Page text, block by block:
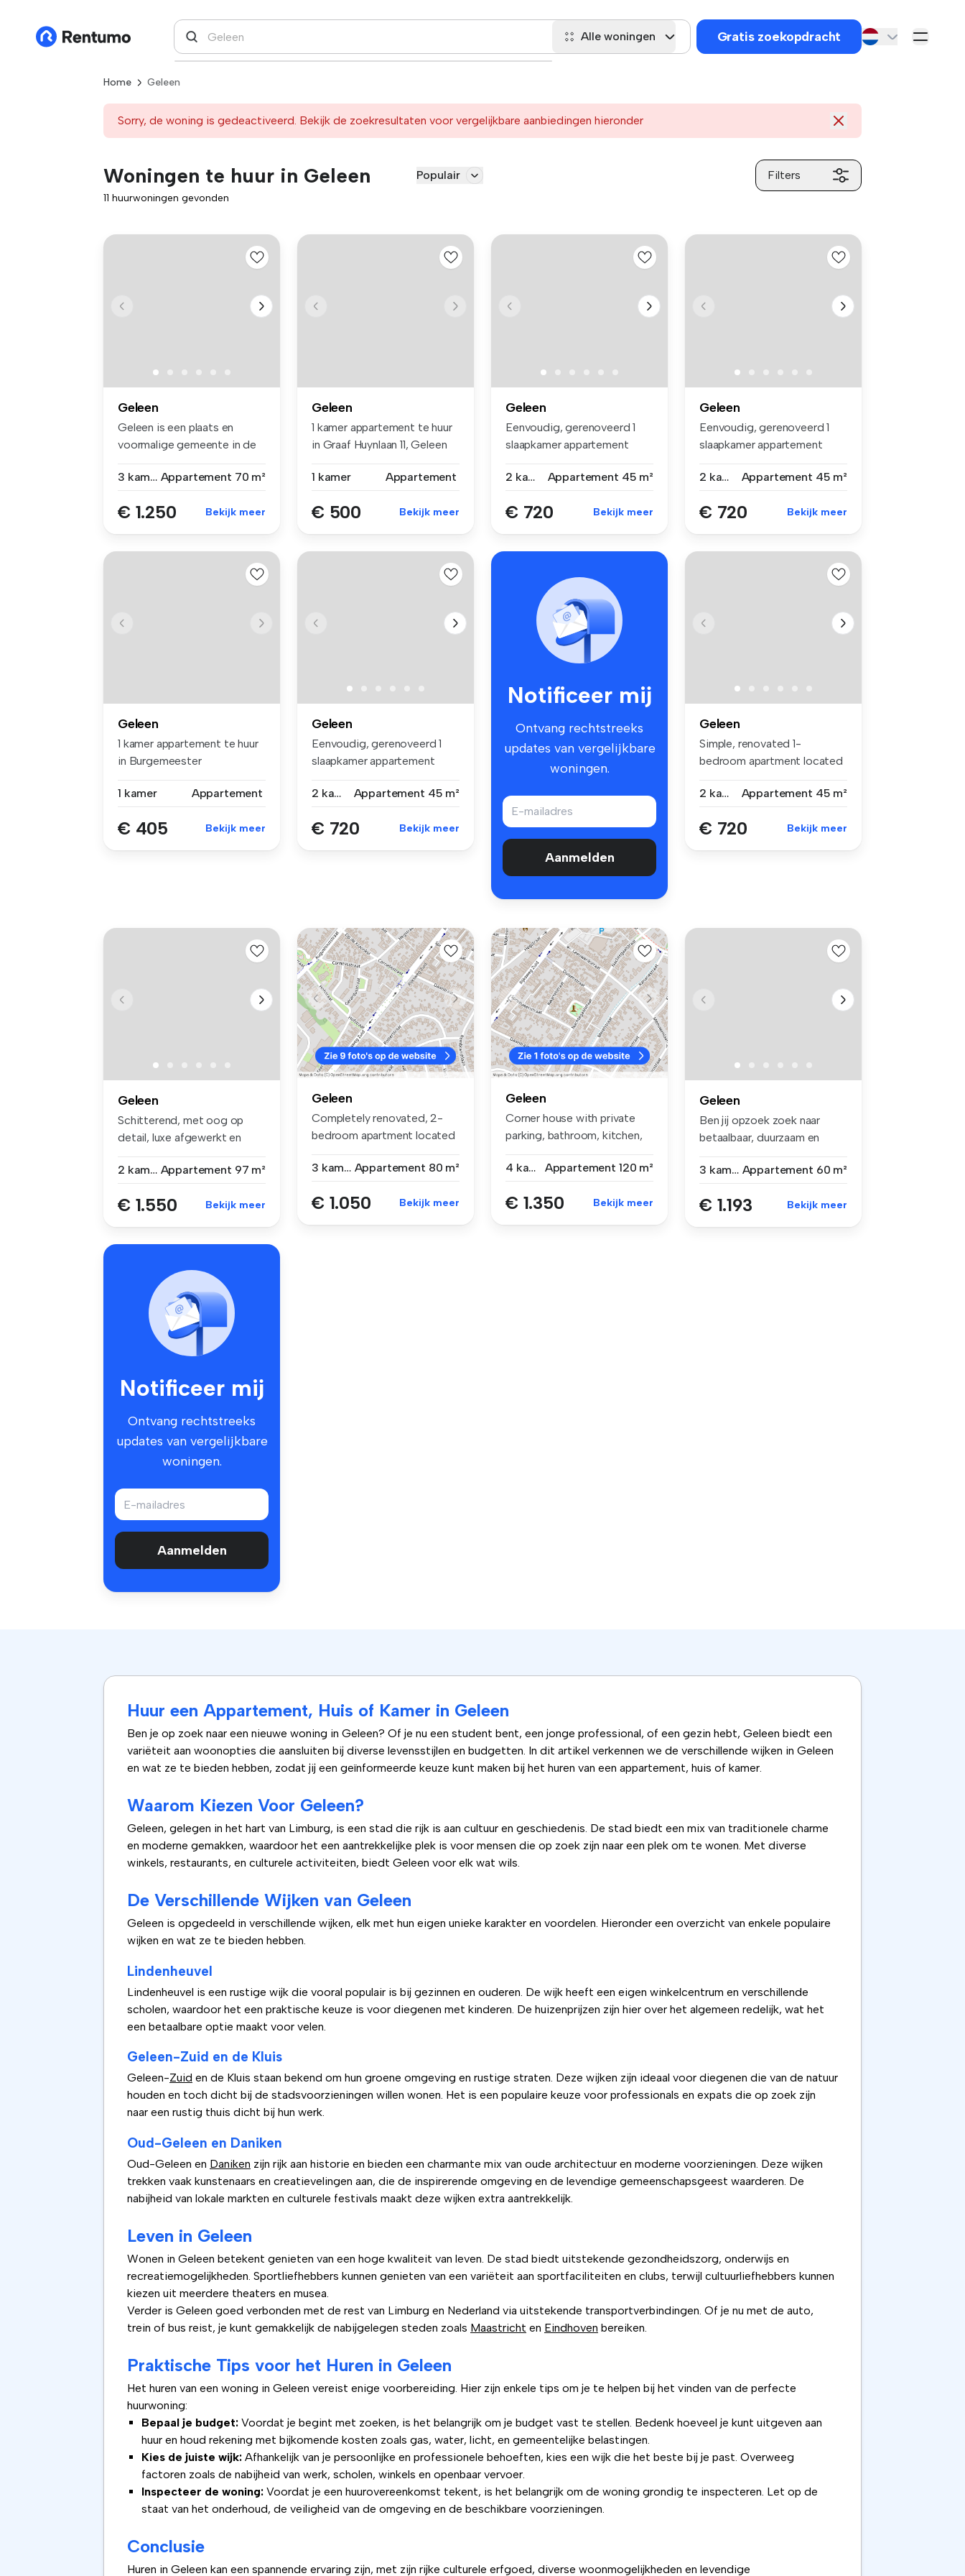
Alle woningen Gratis zoekopdracht
Home Geleen
Sorry, de woning is gedeactiveerd. Bekijk de zoekresultaten voor vergelijkbare aanbiedingen hieronder
Woningen te huur in Geleen Populair Filters
11 huurwoningen gevonden
Geleen
Geleen is een plaats en
voormalige gemeente in de
3 kamers Appartement 70 m²
€ 1.250 Bekijk meer
Geleen
1 kamer appartement te huur
in Graaf Huynlaan 11, Geleen
1 kamer Appartement
€ 500 Bekijk meer
Geleen
Eenvoudig, gerenoveerd 1
slaapkamer appartement
2 kamers
Appartement 45 m²
€ 720 Bekijk meer
Geleen
Eenvoudig, gerenoveerd 1
slaapkamer appartement
2 kamers
Appartement 45 m²
€ 720 Bekijk meer
Geleen
1 kamer appartement te huur
in Burgemeester
1 kamer
Appartement
€ 405 Bekijk meer
Geleen
Eenvoudig, gerenoveerd 1
slaapkamer appartement
2 kamers
Appartement 45 m²
€ 720 Bekijk meer
Notificeer mij
Ontvang rechtstreeks
updates van vergelijkbare
woningen.
Aanmelden
Geleen
Simple, renovated 1-
bedroom apartment located
2 kamers
Appartement 45 m²
€ 720 Bekijk meer
Geleen
Schitterend, met oog op
detail, luxe afgewerkt en
2 kamers Appartement 97 m²
€ 1.550 Bekijk meer
Geleen
Completely renovated, 2-
bedroom apartment located
3 kamers Appartement 80 m²
€ 1.050 Bekijk meer
Geleen
Corner house with private
parking, bathroom, kitchen,
4 kamers
Appartement 120 m²
€ 1.350 Bekijk meer
Geleen
Ben jij opzoek zoek naar
betaalbaar, duurzaam en
3 kamers Appartement 60 m²
€ 1.193 Bekijk meer
Notificeer mij
Ontvang rechtstreeks
updates van vergelijkbare
woningen.
Aanmelden
Huur een Appartement, Huis of Kamer in Geleen
Ben je op zoek naar een nieuwe woning in Geleen? Of je nu een student bent, een jonge professional, of een gezin hebt, Geleen biedt een
variëteit aan woonopties die aansluiten bij diverse levensstijlen en budgetten. In dit artikel verkennen we de verschillende wijken in Geleen
en wat ze te bieden hebben, zodat jij een geïnformeerde keuze kunt maken bij het huren van een appartement, huis of kamer.
Waarom Kiezen Voor Geleen?
Geleen, gelegen in het hart van Limburg, is een stad die rijk is aan cultuur en geschiedenis. De stad biedt een mix van traditionele charme
en moderne gemakken, waardoor het een aantrekkelijke plek is voor mensen die op zoek zijn naar een plek om te wonen. Met diverse
winkels, restaurants, en culturele activiteiten, biedt Geleen voor elk wat wils.
De Verschillende Wijken van Geleen
Geleen is opgedeeld in verschillende wijken, elk met hun eigen unieke karakter en voordelen. Hieronder een overzicht van enkele populaire
wijken en wat ze te bieden hebben.
Lindenheuvel
Lindenheuvel is een rustige wijk die vooral populair is bij gezinnen en ouderen. De wijk heeft een eigen winkelcentrum en verschillende
scholen, waardoor het een praktische keuze is voor diegenen met kinderen. De huizenprijzen zijn hier over het algemeen redelijk, wat het
een betaalbare optie maakt voor velen.
Geleen-Zuid en de Kluis
Geleen-Zuid en de Kluis staan bekend om hun groene omgeving en rustige straten. Deze wijken zijn ideaal voor diegenen die van de natuur
houden en toch dicht bij de stadsvoorzieningen willen wonen. Het is een populaire keuze voor professionals en expats die op zoek zijn
naar een rustig thuis dicht bij hun werk.
Oud-Geleen en Daniken
Oud-Geleen en Daniken zijn rijk aan historie en bieden een charmante mix van oude architectuur en moderne voorzieningen. Deze wijken
trekken vaak kunstenaars en creatievelingen aan, die de inspirerende omgeving en de levendige gemeenschapsgeest waarderen. De
nabijheid van lokale markten en culturele festivals maakt deze wijken extra aantrekkelijk.
Leven in Geleen
Wonen in Geleen betekent genieten van een hoge kwaliteit van leven. De stad biedt uitstekende gezondheidszorg, onderwijs en
recreatiemogelijkheden. Sportliefhebbers kunnen genieten van een variëteit aan sportfaciliteiten en clubs, terwijl cultuurliefhebbers kunnen
kiezen uit meerdere theaters en musea.
Verder is Geleen goed verbonden met de rest van Limburg en Nederland via uitstekende transportverbindingen. Of je nu met de auto,
trein of bus reist, je kunt gemakkelijk de nabijgelegen steden zoals Maastricht en Eindhoven bereiken.
Praktische Tips voor het Huren in Geleen
Het huren van een woning in Geleen vereist enige voorbereiding. Hier zijn enkele tips om je te helpen bij het vinden van de perfecte
huurwoning:
Bepaal je budget: Voordat je begint met zoeken, is het belangrijk om je budget vast te stellen. Bedenk hoeveel je kunt uitgeven aan
huur en houd rekening met bijkomende kosten zoals gas, water, licht, en gemeentelijke belastingen.
Kies de juiste wijk: Afhankelijk van je persoonlijke en professionele behoeften, kies een wijk die het beste bij je past. Overweeg
factoren zoals de nabijheid van werk, scholen, winkels en openbaar vervoer.
Inspecteer de woning: Voordat je een huurovereenkomst tekent, is het belangrijk om de woning grondig te inspecteren. Let op de
staat van het onderhoud, de veiligheid van de omgeving en de beschikbare voorzieningen.
Conclusie
Huren in Geleen kan een spannende ervaring zijn, met zijn rijke culturele erfgoed, diverse woonmogelijkheden en levendige